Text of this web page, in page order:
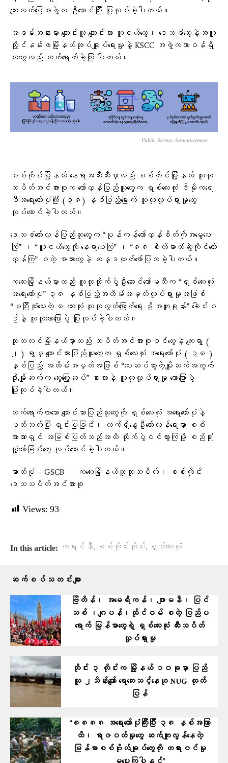
ကျေးလက်မြေအဖွဲ့က ဦးဆောင်ပြီး ပြုလုပ်ခဲ့ပါတယ်။
အခမ်းအနားမှာ ကျောင်းသူ ကျောင်းသား လူငယ်တွေ၊ ဒေသခံတွေနဲ့အတူ
လွိုင်နန်းဖမြို့နယ်အုပ်ချူပ်ရေးမှူးနဲ့ KSCC အဖွဲ့ကတာဝန်ရှိ
သူတွေလည်း တက်ရောက်ခဲ့ကြ ပါတယ်။
Public Service Announcement
စစ်ကိုင်းမြို့နယ် နေရာအသီးသီးမှာလည်း စစ်ကိုင်းမြို့နယ် လူထု
သပိတ်အင်အားစုက တော်လှန်ပြည်သူတွေက ရှစ်လေးလုံး ဒီမိုကရေ
စီအရေးတော်ပုံကြီး (၃၈) နှစ်ပြည့်မြောက် လူထုလှုပ်ရှားမှုတွေ
လုပ်ဆောင်ခဲ့ပါတယ်။
ဒေသခံတော်လှန်ပြည်သူတွေက “ပုန်ကန်တော်လှန်စိတ်ကိုအမွေပေး
ကြ” ၊ “လူငယ်တွေကို နေရာပေးကြ” ၊ “၈၈ စိတ်ဓာတ်ဆွဲကိုင်တော်
လှန်ကြ” စတဲ့ စာသားတွေနဲ့ ဆန္ဒထုတ်ဖော်ပြသခဲ့ပါတယ်။
ကလေးမြို့နယ်မှာလည်း လူထုတိုက်ပွဲဦးဆောင်ကော်မတီက “ရှစ်လေးလုံး
အရေးတော်ပုံ” ၃၈ နှစ်ပြည့်အထိမ်းအမှတ်လှုပ်ရှားမှုအဖြစ်
“မပြီးဆုံးသေးတဲ့ ၈ လေးလုံး လူထုလွတ်မြောက်ရေး ဒို့အတူရုန်း” ခေါင်းစ
ဥ်နဲ့ လူထုဟောပြောပွဲ ပြုလုပ်ခဲ့ပါတယ်။
ဘုတလင်မြို့နယ်မှာလည်း သပိတ်အင်အားစုဝင်တွေနဲ့ ကျေးရွာ (
၂ ) ရွာမှ ကျောင်းသားပြည်သူတွေက ရှစ်လေးလုံး အရေးတော်ပုံ ( ၃၈ )
နှစ်ပြည့် အထိမ်းအမှတ်အဖြစ် “ပေးဆပ်သွားတဲ့မျိုးဆက်အတွက်
ဒို့မျိုးဆက်က သွေးကြွေးဆပ်” စာသားနဲ့ လူထုလှုပ်ရှားမှု ဟောပြောပွဲ
ပြုလုပ်ခဲ့ပါတယ်။
တက်ရောက်လာသော ကျောင်းသားပြည်သူတွေကို ရှစ်လေးလုံး အရေးတော်ပုံနဲ့
ပတ်သတ်ပြီး ရှင်းပြခြင်း၊ လက်ရှိနွေဦးတော်လှန်ရေးမှာ စစ်
အာဏာရှင် အမြစ်ပြတ်သည်အထိ တိုက်ပွဲဝင်သွားကြဖို့ စည်ရုံး
လှုံ့ဆော်ခြင်းတွေ လုပ်ဆောင်ခဲ့ပါတယ်။
ဓာတ်ပုံ – GSCB ၊ ကလေးမြို့နယ်လူထုသပိတ်၊ စစ်ကိုင်း
ဒေသသပိတ်အင်အားစု
Views: 93
In this article: ကရင်နီ, စစ်ကိုင်းတိုင်း, ရှစ်လေးလုံး
ဆက်စပ်သတင်းများ
ဗြိတိန်၊ အမေရိကန်၊ ဂျာမနီ၊ ပြင်
သစ် ၊ဂျပန်၊ထ်ုင်ဝမ် စတဲ့ ပြ​ည်ပ
ရောက် မြန်မာတွေရဲ့ ရှစ်လေးလုံး ထီးသပိတ်
လှုပ်ရှားမှု
တိုင်း ၃ တိုင်းက မြို့နယ် ၁၀ခုမှာ ပြည်
သူ ၂သိန်းကျော် ရေဘေးသင့်နေဟု NUG ထုတ်
ပြန်
“၈၈၈၈ အရေးတော်ပုံကြီးပြီး ၃၈ နှစ်အကြာ
ထိ၊ ရာဇဝတ်မှုတွေ ဆက်ကျူးလွန်နေတဲ့
မြန်မာစစ်ဗိုလ်ချုပ်တွေကို တရားဝင်မှု